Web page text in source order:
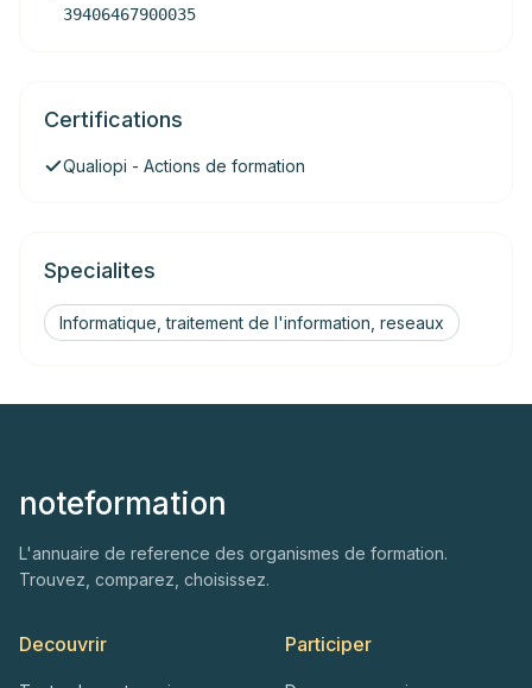
39406467900035
Certifications
Qualiopi - Actions de formation
Specialites
Informatique, traitement de l'information, reseaux
noteformation
L'annuaire de reference des organismes de formation.
Trouvez, comparez, choisissez.
Decouvrir Participer